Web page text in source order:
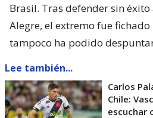
Brasil. Tras defender sin
Alegre, el extremo fue
tampoco ha podido
Lee también...
Carlos
Chile:
escuchar